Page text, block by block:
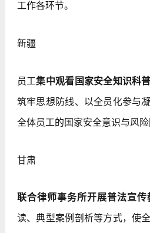
工作各环节。
新疆
员工集中观看国家安全知识科普
筑牢思想防线、以全员化参与
全体员工的国家安全意识与风险
甘肃
联合律师事务所开展普法宣传
读、典型案例剖析等方式，使